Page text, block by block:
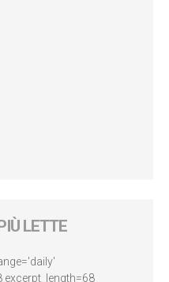
LETTE
excerpt_length=68